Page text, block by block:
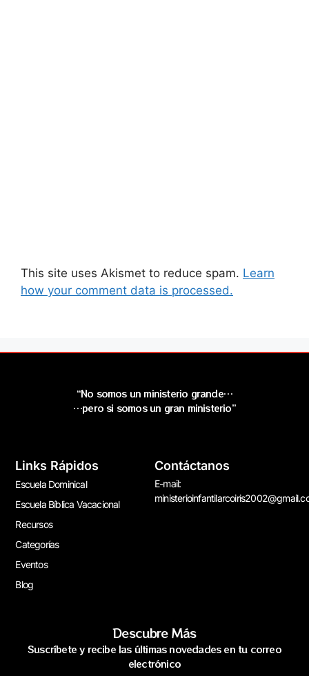
This site uses Akismet to reduce spam. Learn
how your comment data is processed.
“No somos un ministerio grande…
…pero si somos un gran ministerio”
Links Rápidos
Escuela Dominical
Escuela Bíblica Vacacional
Recursos
Categorías
Eventos
Blog
Contáctanos
E-mail:
Descubre Más
Suscríbete y recibe las últimas novedades en tu correo
electrónico